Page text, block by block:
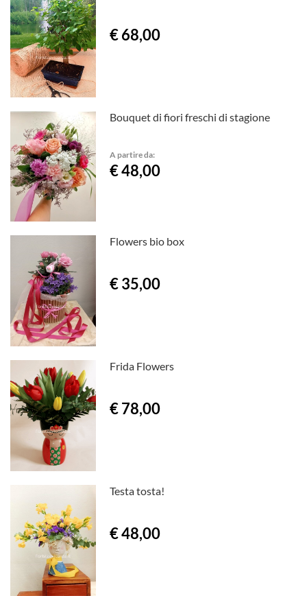
€ 68,00
Bouquet di fiori freschi di stagione
A partire da:
€ 48,00
Flowers bio box
€ 35,00
Frida Flowers
€ 78,00
Testa tosta!
€ 48,00